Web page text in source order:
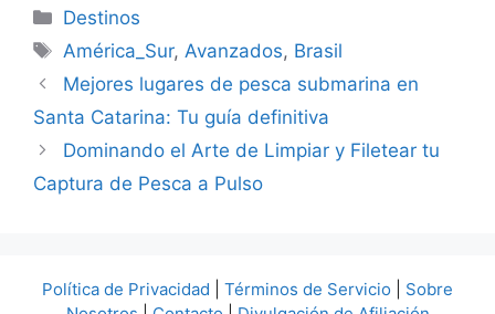
Categorías
Destinos
Etiquetas
América_Sur, Avanzados, Brasil
Mejores lugares de pesca submarina en
Santa Catarina: Tu guía definitiva
Dominando el Arte de Limpiar y Filetear tu
Captura de Pesca a Pulso
Política de Privacidad Términos de Servicio
Sobre